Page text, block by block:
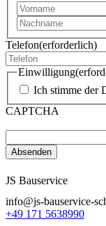
Telefon(erforderlich)
Einwilligung
Ich stimme der
CAPTCHA
JS Bauservice
info@js-bauservice-
+49 171 5638990